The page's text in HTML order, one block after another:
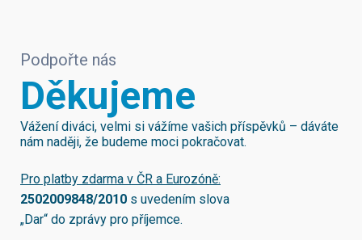
Podpořte nás
Děkujeme
Vážení diváci, velmi si vážíme vašich příspěvků – dáváte
nám naději, že budeme moci pokračovat.
Pro platby zdarma v ČR a Eurozóně:
2502009848/2010 s uvedením slova
„Dar“ do zprávy pro příjemce.